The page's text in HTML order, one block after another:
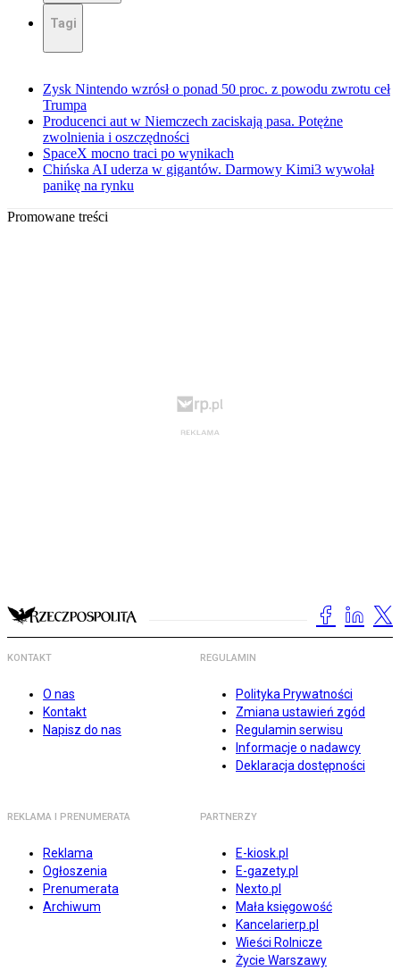
Tagi
Zysk Nintendo wzrósł o ponad 50 proc. z powodu zwrotu ceł
Trumpa
Producenci aut w Niemczech zaciskają pasa. Potężne
zwolnienia i oszczędności
SpaceX mocno traci po wynikach
Chińska AI uderza w gigantów. Darmowy Kimi3 wywołał
panikę na rynku
Promowane treści
KONTAKT
O nas
Kontakt
Napisz do nas
REGULAMIN
Polityka Prywatności
Zmiana ustawień zgód
Regulamin serwisu
Informacje o nadawcy
Deklaracja dostępności
REKLAMA I PRENUMERATA
Reklama
Ogłoszenia
Prenumerata
Archiwum
PARTNERZY
E-kiosk.pl
E-gazety.pl
Nexto.pl
Mała księgowość
Kancelarierp.pl
Wieści Rolnicze
Życie Warszawy